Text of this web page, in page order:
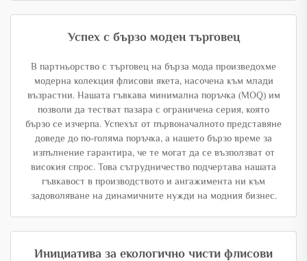
Успех с бързо моден търговец
В партньорство с търговец на бърза мода произведохме
модерна колекция флисови якета, насочена към млади
възрастни. Нашата гъвкава минимална поръчка (MOQ) им
позволи да тестват пазара с ограничена серия, която
бързо се изчерпа. Успехът от първоначалното представяне
доведе до по-голяма поръчка, а нашето бързо време за
изпълнение гарантира, че те могат да се възползват от
високия спрос. Това сътрудничество подчертава нашата
гъвкавост в производството и ангажимента ни към
задоволяване на динамичните нужди на модния бизнес.
Инициатива за екологично чисти флисови